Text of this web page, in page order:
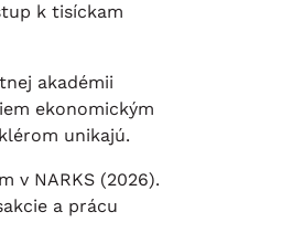
k tisíckam
akadémii
ekonomickým
unikajú.
v NARKS (2026).
a prácu